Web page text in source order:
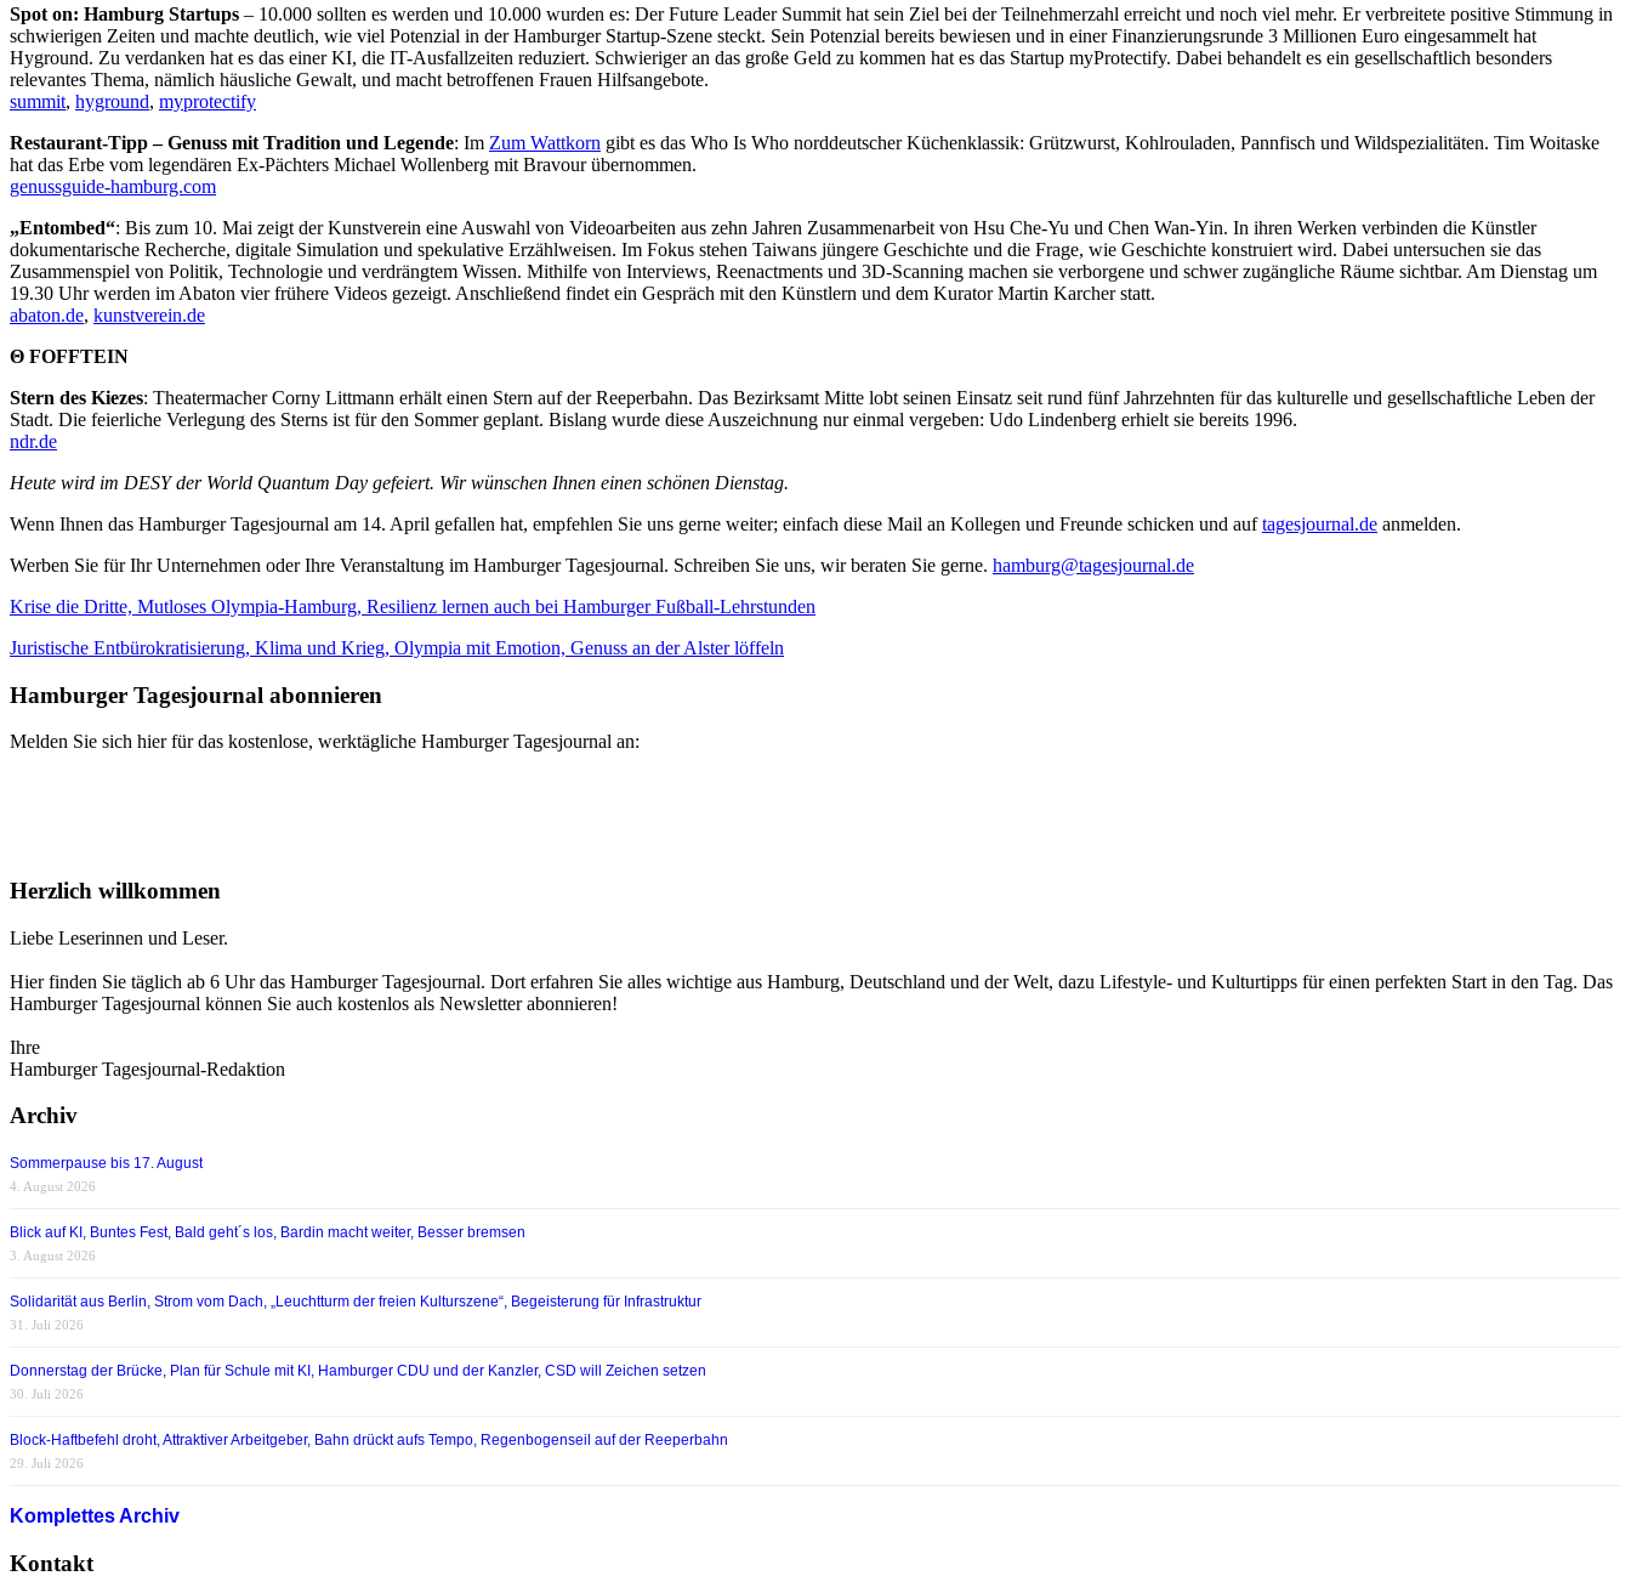
Spot on: Hamburg Startups – 10.000 sollten es werden und 10.000 wurden es: Der Future Leader Summit hat sein Ziel bei der Teilnehmerzahl erreicht und noch viel mehr. Er verbreitete positive Stimmung in
schwierigen Zeiten und machte deutlich, wie viel Potenzial in der Hamburger Startup-Szene steckt. Sein Potenzial bereits bewiesen und in einer Finanzierungsrunde 3 Millionen Euro eingesammelt hat
Hyground. Zu verdanken hat es das einer KI, die IT-Ausfallzeiten reduziert. Schwieriger an das große Geld zu kommen hat es das Startup myProtectify. Dabei behandelt es ein gesellschaftlich besonders
relevantes Thema, nämlich häusliche Gewalt, und macht betroffenen Frauen Hilfsangebote.
summit, hyground, myprotectify
Restaurant-Tipp – Genuss mit Tradition und Legende: Im Zum Wattkorn gibt es das Who Is Who norddeutscher Küchenklassik: Grützwurst, Kohlrouladen, Pannfisch und Wildspezialitäten. Tim Woitaske
hat das Erbe vom legendären Ex-Pächters Michael Wollenberg mit Bravour übernommen.
genussguide-hamburg.com
„Entombed“: Bis zum 10. Mai zeigt der Kunstverein eine Auswahl von Videoarbeiten aus zehn Jahren Zusammenarbeit von Hsu Che-Yu und Chen Wan-Yin. In ihren Werken verbinden die Künstler
dokumentarische Recherche, digitale Simulation und spekulative Erzählweisen. Im Fokus stehen Taiwans jüngere Geschichte und die Frage, wie Geschichte konstruiert wird. Dabei untersuchen sie das
Zusammenspiel von Politik, Technologie und verdrängtem Wissen. Mithilfe von Interviews, Reenactments und 3D-Scanning machen sie verborgene und schwer zugängliche Räume sichtbar. Am Dienstag um
19.30 Uhr werden im Abaton vier frühere Videos gezeigt. Anschließend findet ein Gespräch mit den Künstlern und dem Kurator Martin Karcher statt.
abaton.de, kunstverein.de
Θ FOFFTEIN
Stern des Kiezes: Theatermacher Corny Littmann erhält einen Stern auf der Reeperbahn. Das Bezirksamt Mitte lobt seinen Einsatz seit rund fünf Jahrzehnten für das kulturelle und gesellschaftliche Leben der
Stadt. Die feierliche Verlegung des Sterns ist für den Sommer geplant. Bislang wurde diese Auszeichnung nur einmal vergeben: Udo Lindenberg erhielt sie bereits 1996.
ndr.de
Heute wird im DESY der World Quantum Day gefeiert. Wir wünschen Ihnen einen schönen Dienstag.
Wenn Ihnen das Hamburger Tagesjournal am 14. April gefallen hat, empfehlen Sie uns gerne weiter; einfach diese Mail an Kollegen und Freunde schicken und auftagesjournal.de anmelden.
Werben Sie für Ihr Unternehmen oder Ihre Veranstaltung im Hamburger Tagesjournal. Schreiben Sie uns, wir beraten Sie gerne. hamburg@tagesjournal.de
Krise die Dritte, Mutloses Olympia-Hamburg, Resilienz lernen auch bei Hamburger Fußball-Lehrstunden
Juristische Entbürokratisierung, Klima und Krieg, Olympia mit Emotion, Genuss an der Alster löffeln
Hamburger Tagesjournal abonnieren
Melden Sie sich hier für das kostenlose, werktägliche Hamburger Tagesjournal an:
Herzlich willkommen
Liebe Leserinnen und Leser.
Hier finden Sie täglich ab 6 Uhr das Hamburger Tagesjournal. Dort erfahren Sie alles wichtige aus Hamburg, Deutschland und der Welt, dazu Lifestyle- und Kulturtipps für einen perfekten Start in den Tag. Das
Hamburger Tagesjournal können Sie auch kostenlos als Newsletter abonnieren!
Ihre
Hamburger Tagesjournal-Redaktion
Archiv
Sommerpause bis 17. August
4. August 2026
Blick auf KI, Buntes Fest, Bald geht´s los, Bardin macht weiter, Besser bremsen
3. August 2026
Solidarität aus Berlin, Strom vom Dach, „Leuchtturm der freien Kulturszene“, Begeisterung für Infrastruktur
31. Juli 2026
Donnerstag der Brücke, Plan für Schule mit KI, Hamburger CDU und der Kanzler, CSD will Zeichen setzen
30. Juli 2026
Block-Haftbefehl droht, Attraktiver Arbeitgeber, Bahn drückt aufs Tempo, Regenbogenseil auf der Reeperbahn
29. Juli 2026
Komplettes Archiv
Kontakt